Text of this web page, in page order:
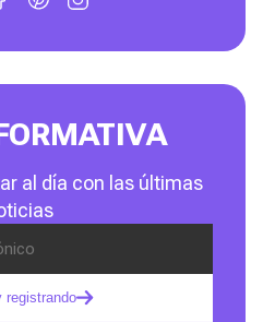
al día con las últimas
registrando